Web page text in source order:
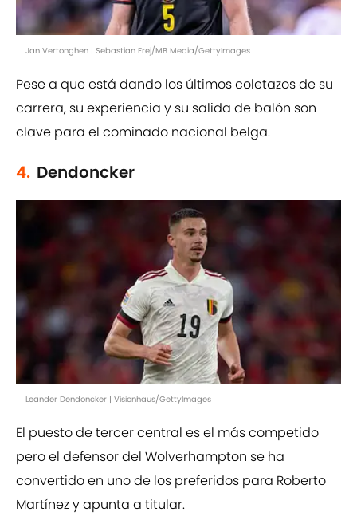
Jan Vertonghen | Sebastian Frej/MB Media/GettyImages
Pese a que está dando los últimos coletazos de su
carrera, su experiencia y su salida de balón son
clave para el cominado nacional belga.
4. Dendoncker
Leander Dendoncker | Visionhaus/GettyImages
El puesto de tercer central es el más competido
pero el defensor del Wolverhampton se ha
convertido en uno de los preferidos para Roberto
Martínez y apunta a titular.